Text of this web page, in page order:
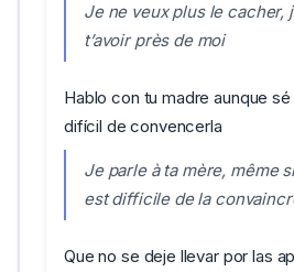
Je ne veux plus le cacher,
t’avoir près de moi
Hablo con tu madre aunque
difícil de convencerla
Je parle à ta mère, même
est difficile de la
Que no se deje llevar por las